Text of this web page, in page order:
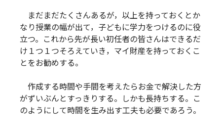
まだまだたくさんあるが，以上を持っておくとか
なり授業の幅が出て，子どもに学力をつけるのに役
立つ。これから先が長い初任者の皆さんはできるだ
け１つ１つそろえていき，マイ財産を持っておくこ
とをお勧めする。
作成する時間や手間を考えたらお金で解決した方
がずいぶんとすっきりする。しかも長持ちする。こ
のようにして時間を生み出す工夫も必要であろう。